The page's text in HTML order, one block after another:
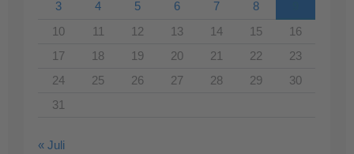
3
4 5 6 7 8
10
11 12 13 14 15
16
17
18 19 20 21 22
23
24
25 26 27 28 29
30
31
« Juli